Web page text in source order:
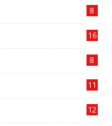
8
16
8
11
12